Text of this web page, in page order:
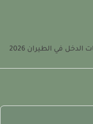
في الطيران 2026